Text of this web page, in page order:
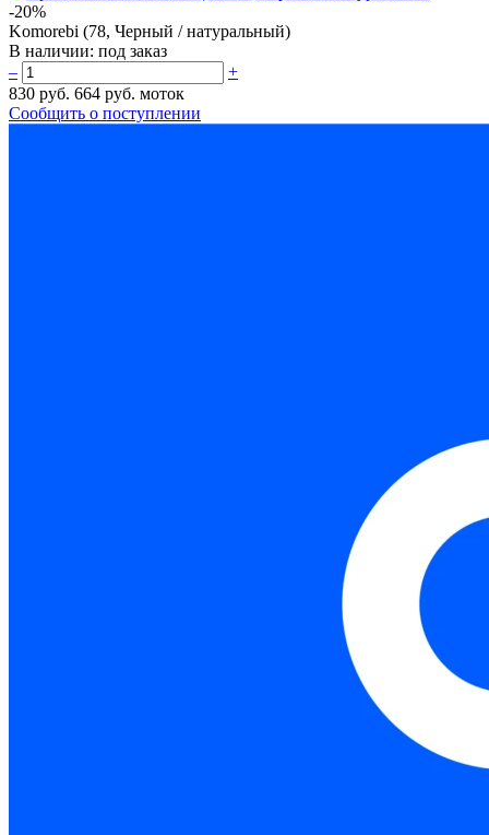
-20%
Komorebi (78, Черный / натуральный)
В наличии: под заказ
–
+
830 руб. 664 руб. моток
Сообщить о поступлении